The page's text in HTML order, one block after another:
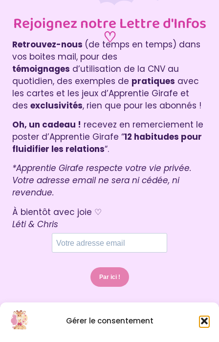
Gérer le consentement
Rejoignez notre Lettre d'Infos
♡
Retrouvez-nous (de temps en temps) dans
vos boites mail, pour des
témoignages d’utilisation de la CNV au
quotidien, des exemples de pratiques avec
les cartes et les jeux d’Apprentie Girafe et
des exclusivités, rien que pour les abonnés !
Oh, un cadeau ! recevez en remerciement le
poster d’Apprentie Girafe “12 habitudes pour
fluidifier les relations“.
*Apprentie Girafe respecte votre vie privée.
Votre adresse email ne sera ni cédée, ni
revendue.
À bientôt avec joie ♡
Léti & Chris
Par ici !
INFOS LÉGALES
Mentions légales & Politique de confidentialité